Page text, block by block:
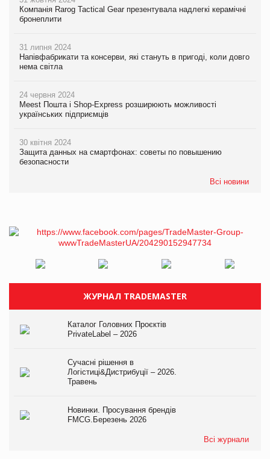
Компанія Rarog Tactical Gear презентувала надлегкі керамічні
бронеплити
31 липня 2024
Напівфабрикати та консерви, які стануть в пригоді, коли довго
нема світла
24 червня 2024
Meest Пошта і Shop-Express розширюють можливості
українських підприємців
30 квітня 2024
Защита данных на смартфонах: советы по повышению
безопасности
Всі новини
ЖУРНАЛ TRADEMASTER
Каталог Головних Проєктів
PrivateLabel – 2026
Сучасні рішення в
Логістиці&Дистрибуції – 2026.
Травень
Новинки. Просування брендів
FMCG.Березень 2026
Всі журнали